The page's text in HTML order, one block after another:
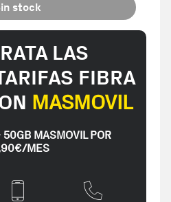
stock
LAS
FIBRA
MASMOVIL
MASMOVIL POR
MES